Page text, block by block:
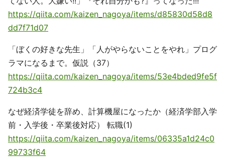
https://qiita.com/kaizen_nagoya/items/d85830d58d8
dd7f71d07
「ぼくの好きな先生」「人がやらないことをやれ」プログ
ラマになるまで。仮説（37）
https://qiita.com/kaizen_nagoya/items/53e4bded9fe5f
724b3c4
なぜ経済学徒を辞め、計算機屋になったか（経済学部入学
前・入学後・卒業後対応） 転職(1)
https://qiita.com/kaizen_nagoya/items/06335a1d24c0
99733f64